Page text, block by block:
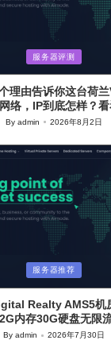
服务器评测
理由告诉你这台荷
络，IP到底怎样？
Posted
Byadmin 2026年8月2日
服务器推荐
Realty AMS5机
内存30G硬盘无限
Posted
Byadmin 2026年7月30日